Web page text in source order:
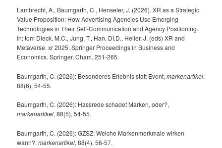
Lambrecht, A., Baumgarth, C., Henseler, J. (2026). XR as a Strategic
Value Proposition: How Advertising Agencies Use Emerging
Technologies in Their Self-Communication and Agency Positioning.
In: tom Dieck, M.C., Jung, T., Han, DI.D., Heller, J. (eds) XR and
Metaverse. xr 2025. Springer Proceedings in Business and
Economics. Springer, Cham, 251-265.
Baumgarth, C. (2026): Besonderes Erlebnis statt Event,markenartikel,
88(6), 54-55.
Baumgarth, C. (2026): Hassrede schadet Marken, oder?,
markenartikel, 88(5), 54-55.
Baumgarth, C. (2026): GZSZ: Welche Markenmerkmale wirken
wann?,markenartikel, 88(4), 56-57.